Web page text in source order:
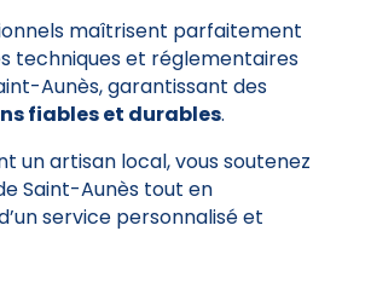
maîtrisent parfaitement
techniques et réglementaires
Aunès, garantissant des
fiables et durables.
un artisan local, vous soutenez
Saint-Aunès tout en
service personnalisé et